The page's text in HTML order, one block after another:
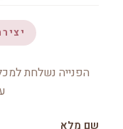
הפנייה נשלחת